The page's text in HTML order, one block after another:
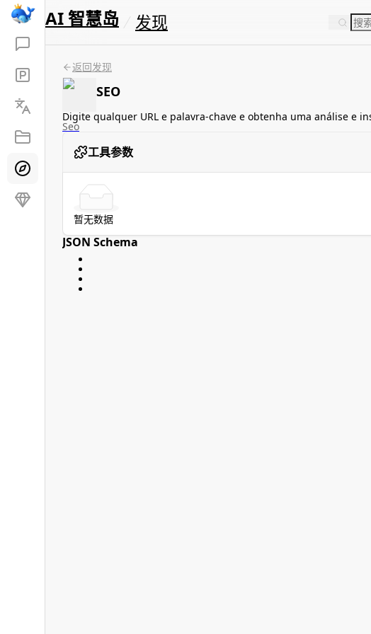
AI 智慧岛 发现
返回发现
SEO
Digite qualquer URL e palavra-chave e obtenha uma análise e
Seo
工具参数
暂无数据
JSON Schema